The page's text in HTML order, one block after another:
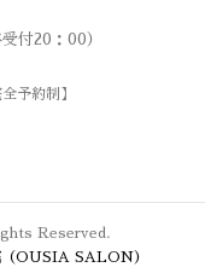
付20：00）
全予約制】
Reserved.
（OUSIA SALON）